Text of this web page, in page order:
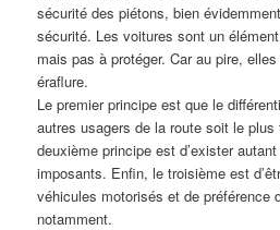
sécurité des piétons, bien
sécurité. Les voitures sont un
mais pas à protéger. Car au pire,
éraflure.
Le premier principe est que le
autres usagers de la route soit le
deuxième principe est d’exister
imposants. Enfin, le troisième est
véhicules motorisés et de préférence
notamment.